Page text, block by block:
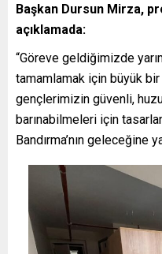
Başkan Dursun Mirza,
açıklamada:
“Göreve geldiğimizde
tamamlamak için büyük bir
gençlerimizin güvenli,
barınabilmeleri için
Bandırma’nın geleceğine